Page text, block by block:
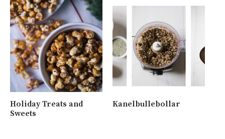
Holiday Treats and
Sweets
Kanelbullebollar